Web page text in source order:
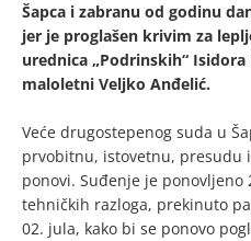
Šapca i zabranu od godinu
jer je proglašen krivim za
urednica „Podrinskih“
maloletni Veljko Anđelić.
Veće drugostepenog suda u
prvobitnu, istovetnu, presudu
ponovi. Suđenje je ponovljeno
tehničkih razloga, prekinuto
02. jula, kako bi se ponovo